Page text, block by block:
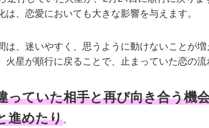
は、恋愛においても大きな影響を与えます。
は、迷いやすく、思うように動けないことが増
火星が順行に戻ることで、止まっていた恋の流
っていた相手と再び向き合う機
進めたり。